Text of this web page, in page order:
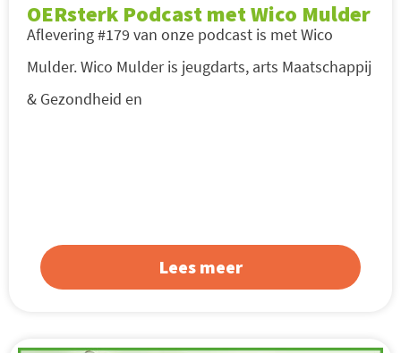
OERsterk Podcast met Wico Mulder
Aflevering #179 van onze podcast is met Wico
Mulder. Wico Mulder is jeugdarts, arts Maatschappij
& Gezondheid en
Lees meer